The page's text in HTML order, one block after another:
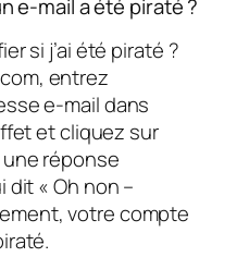
e-mail a été piraté ?
si j’ai été piraté ?
entrez
e-mail dans
et cliquez sur
réponse
« Oh non –
votre compte